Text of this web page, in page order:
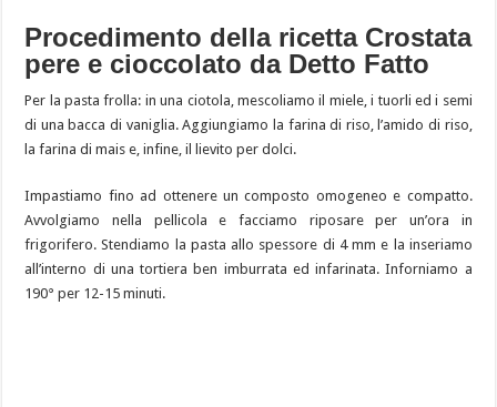
Procedimento della ricetta Crostata
pere e cioccolato da Detto Fatto
Per la pasta frolla: in una ciotola, mescoliamo il miele, i tuorli ed i semi
di una bacca di vaniglia. Aggiungiamo la farina di riso, l’amido di riso,
la farina di mais e, infine, il lievito per dolci.
Impastiamo fino ad ottenere un composto omogeneo e compatto.
Avvolgiamo nella pellicola e facciamo riposare per un’ora in
frigorifero. Stendiamo la pasta allo spessore di 4 mm e la inseriamo
all’interno di una tortiera ben imburrata ed infarinata. Inforniamo a
190° per 12-15 minuti.